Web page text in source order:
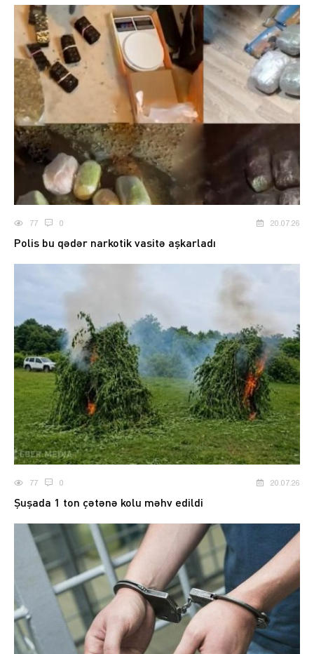
77 0 20.07.26
Polis bu qədər narkotik vasitə aşkarladı
77 0 20.07.26
Şuşada 1 ton çətənə kolu məhv edildi